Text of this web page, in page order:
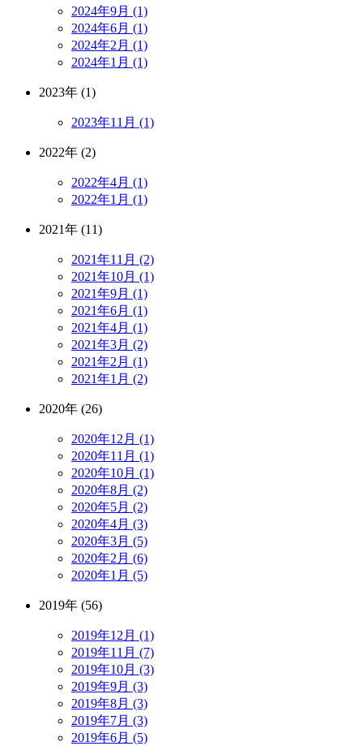
2024年9月 (1)
2024年6月 (1)
2024年2月 (1)
2024年1月 (1)
2023年 (1)
2023年11月 (1)
2022年 (2)
2022年4月 (1)
2022年1月 (1)
2021年 (11)
2021年11月 (2)
2021年10月 (1)
2021年9月 (1)
2021年6月 (1)
2021年4月 (1)
2021年3月 (2)
2021年2月 (1)
2021年1月 (2)
2020年 (26)
2020年12月 (1)
2020年11月 (1)
2020年10月 (1)
2020年8月 (2)
2020年5月 (2)
2020年4月 (3)
2020年3月 (5)
2020年2月 (6)
2020年1月 (5)
2019年 (56)
2019年12月 (1)
2019年11月 (7)
2019年10月 (3)
2019年9月 (3)
2019年8月 (3)
2019年7月 (3)
2019年6月 (5)